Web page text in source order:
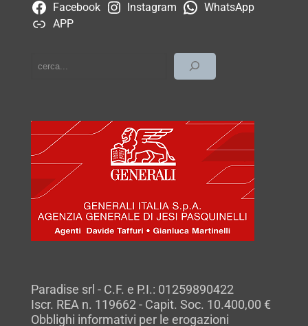
Facebook Instagram
WhatsApp
APP
Paradise srl - C.F. e P.I.: 01259890422
Iscr. REA n. 119662 - Capit. Soc. 10.400,00 €
Obblighi informativi per le erogazioni